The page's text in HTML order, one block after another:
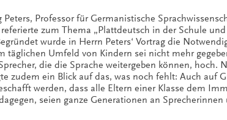
Professor für Germanistische
zum Thema „Plattdeutsch in der Schule
wurde in Herrn Peters‘ Vortrag die
Umfeld von Kindern sei nicht mehr
die die Sprache weitergeben können, hoch.
zudem ein Blick auf das, was noch fehlt: Auch auf
werden, dass alle Eltern einer Klasse dem
seien ganze Generationen an